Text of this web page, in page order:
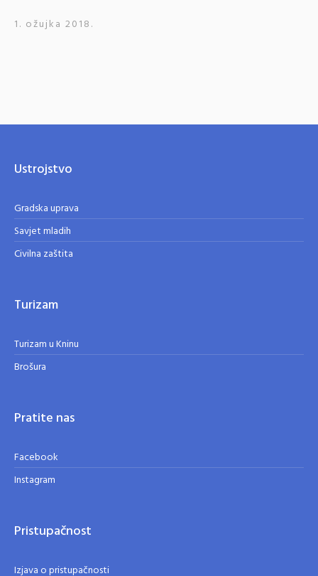
1. ožujka 2018.
Ustrojstvo
Gradska uprava
Savjet mladih
Civilna zaštita
Turizam
Turizam u Kninu
Brošura
Pratite nas
Facebook
Instagram
Pristupačnost
Izjava o pristupačnosti